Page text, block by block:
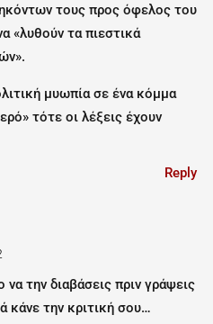
τους προς όφελος του
«λυθούν τα πιεστικά
μυωπία σε ένα κόμμα
τότε οι λέξεις έχουν
Reply
να την διαβάσεις πριν γράψεις
κάνε την κριτική σου…